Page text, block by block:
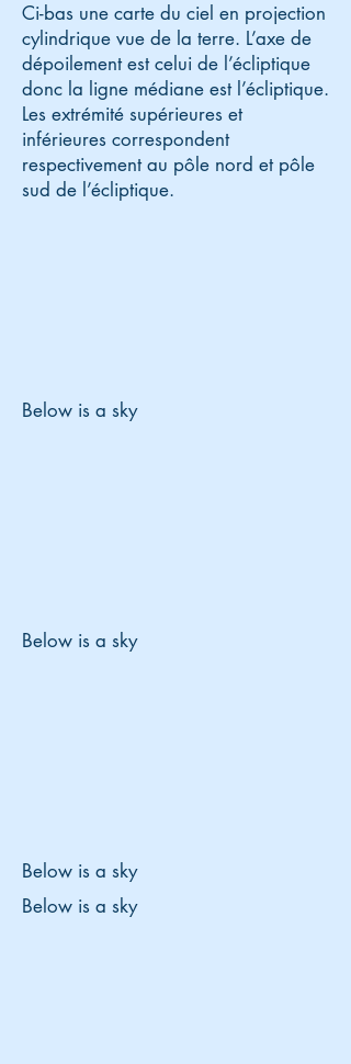
Ci-bas une carte du ciel en projection
cylindrique vue de la terre. L’axe de
dépoilement est celui de l’écliptique
donc la ligne médiane est l’écliptique.
Les extrémité supérieures et
inférieures correspondent
respectivement au pôle nord et pôle
sud de l’écliptique.
Below is a sky
Below is a sky
Below is a sky
Below is a sky